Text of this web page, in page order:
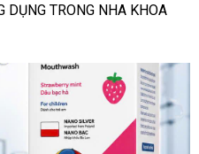
DỤNG TRONG NHA KHOA